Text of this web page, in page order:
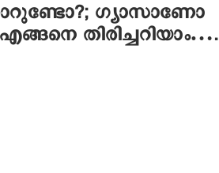
ഗ്യാസാണോ
തിരിച്ചറിയാം….